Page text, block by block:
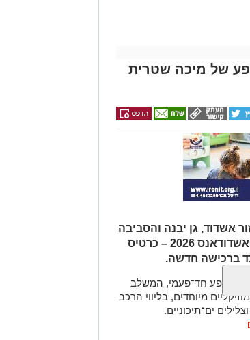
של מיכה שטרית
אשדוד, גן יבנה והסביבה
יכולים ליהנות מהטבה מיוחדת לרגל פסטיבל אשדודאנס 2026 – כרטיס
למופע חד־פעמי, המשלב
מיוחדים, בליווי הרכב
ים־תיכוניים.